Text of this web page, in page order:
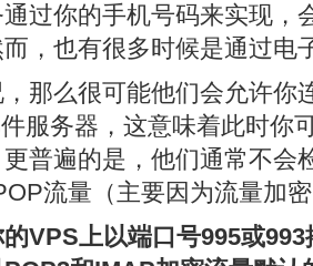
过你的手机号码来实现，
，也有很多时候是通过电
那么很可能他们会允许你
服务器，这意味着此时你
普遍的是，他们通常不会
流量（主要因为流量加
VPS上以端口号995或